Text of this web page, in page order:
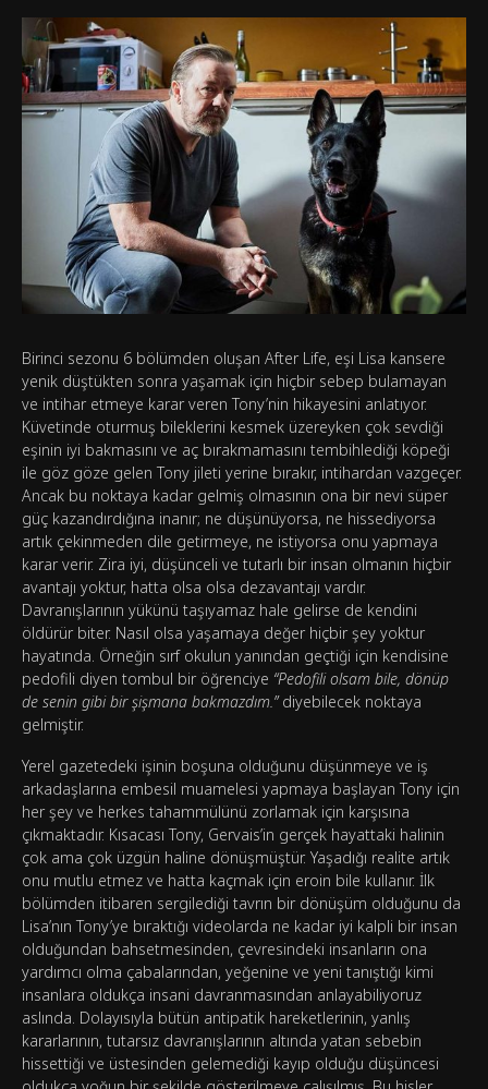
Birinci sezonu 6 bölümden oluşan After Life, eşi Lisa kansere
yenik düştükten sonra yaşamak için hiçbir sebep bulamayan
ve intihar etmeye karar veren Tony’nin hikayesini anlatıyor.
Küvetinde oturmuş bileklerini kesmek üzereyken çok sevdiği
eşinin iyi bakmasını ve aç bırakmamasını tembihlediği köpeği
ile göz göze gelen Tony jileti yerine bırakır, intihardan vazgeçer.
Ancak bu noktaya kadar gelmiş olmasının ona bir nevi süper
güç kazandırdığına inanır; ne düşünüyorsa, ne hissediyorsa
artık çekinmeden dile getirmeye, ne istiyorsa onu yapmaya
karar verir. Zira iyi, düşünceli ve tutarlı bir insan olmanın hiçbir
avantajı yoktur, hatta olsa olsa dezavantajı vardır.
Davranışlarının yükünü taşıyamaz hale gelirse de kendini
öldürür biter. Nasıl olsa yaşamaya değer hiçbir şey yoktur
hayatında. Örneğin sırf okulun yanından geçtiği için kendisine
pedofili diyen tombul bir öğrenciye “Pedofili olsam bile, dönüp
de senin gibi bir şişmana bakmazdım.”diyebilecek noktaya
gelmiştir.
Yerel gazetedeki işinin boşuna olduğunu düşünmeye ve iş
arkadaşlarına embesil muamelesi yapmaya başlayan Tony için
her şey ve herkes tahammülünü zorlamak için karşısına
çıkmaktadır. Kısacası Tony, Gervais’in gerçek hayattaki halinin
çok ama çok üzgün haline dönüşmüştür. Yaşadığı realite artık
onu mutlu etmez ve hatta kaçmak için eroin bile kullanır. İlk
bölümden itibaren sergilediği tavrın bir dönüşüm olduğunu da
Lisa’nın Tony’ye bıraktığı videolarda ne kadar iyi kalpli bir insan
olduğundan bahsetmesinden, çevresindeki insanların ona
yardımcı olma çabalarından, yeğenine ve yeni tanıştığı kimi
insanlara oldukça insani davranmasından anlayabiliyoruz
aslında. Dolayısıyla bütün antipatik hareketlerinin, yanlış
kararlarının, tutarsız davranışlarının altında yatan sebebin
hissettiği ve üstesinden gelemediği kayıp olduğu düşüncesi